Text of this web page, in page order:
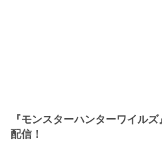
『モンスターハンターワイル
配信！